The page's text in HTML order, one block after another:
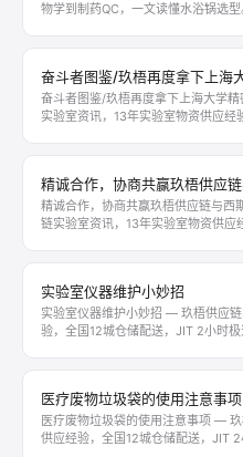
物学到制药QC，一文读懂水浴锅选
奋斗者图鉴/玖梧再度拿下上海
奋斗者图鉴/玖梧再度拿下上海大学
实验室资讯，13年实验室物资供应
精诚合作，协商共赢玖梧供应
精诚合作，协商共赢玖梧供应链与
链实验室资讯，13年实验室物资供应
实验室仪器维护小妙招
实验室仪器维护小妙招 — 玖梧供应
验，全国12城仓储配送，JIT 2小时极
医疗废物垃圾袋的使用注意事项
医疗废物垃圾袋的使用注意事项 —
供应经验，全国12城仓储配送，JIT 2